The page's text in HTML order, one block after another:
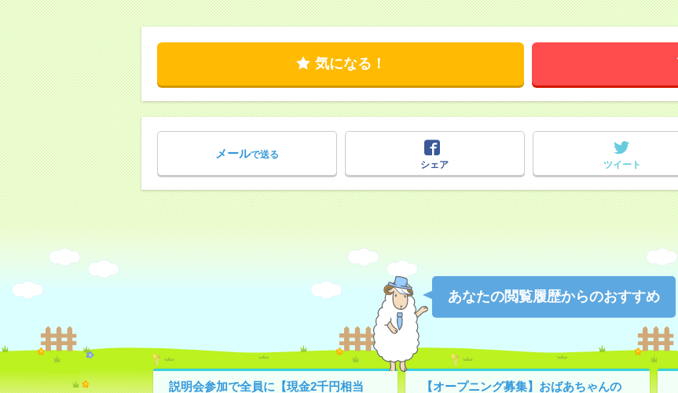
気になる！
メールで送る
シェア
ツイート
あなたの閲覧履歴からのおすすめ
説明会参加で全員に【現金2千円相当 【オープニング募集】おばあちゃんの